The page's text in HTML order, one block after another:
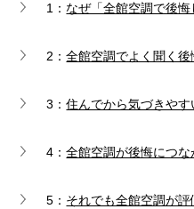
1： なぜ「全館空調で後
2：全館空調でよく聞く後
3：住んでから気づきやす
4：全館空調が後悔につ
5： それでも全館空調が